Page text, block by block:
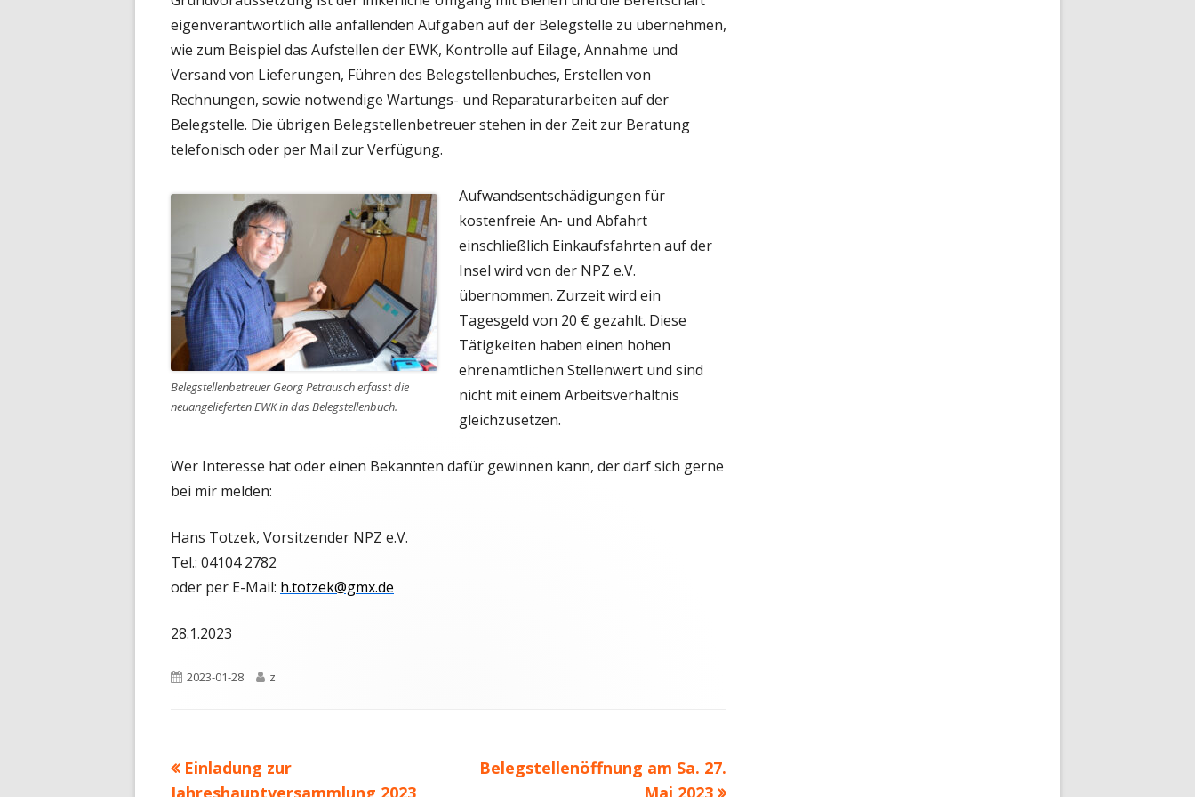
eigenverantwortlich alle anfallenden Aufgaben auf der Belegstelle zu übernehmen,
wie zum Beispiel das Aufstellen der EWK, Kontrolle auf Eilage, Annahme und
Versand von Lieferungen, Führen des Belegstellenbuches, Erstellen von
Rechnungen, sowie notwendige Wartungs- und Reparaturarbeiten auf der
Belegstelle. Die übrigen Belegstellenbetreuer stehen in der Zeit zur Beratung
telefonisch oder per Mail zur Verfügung.
Belegstellenbetreuer Georg Petrausch erfasst die
neuangelieferten EWK in das Belegstellenbuch.
Aufwandsentschädigungen für
kostenfreie An- und Abfahrt
einschließlich Einkaufsfahrten auf der
Insel wird von der NPZ e.V.
übernommen. Zurzeit wird ein
Tagesgeld von 20 € gezahlt. Diese
Tätigkeiten haben einen hohen
ehrenamtlichen Stellenwert und sind
nicht mit einem Arbeitsverhältnis
gleichzusetzen.
Wer Interesse hat oder einen Bekannten dafür gewinnen kann, der darf sich gerne
bei mir melden:
Hans Totzek, Vorsitzender NPZ e.V.
Tel.: 04104 2782
oder per E-Mail: h.totzek@gmx.de
28.1.2023
Veröffentlicht
2023-01-28 Autor
z
Beitragsnavigation
Vorheriger
Beitrag:
Einladung zur
Jahreshauptversammlung 2023
Nächster
Belegstellenöffnung am Sa. 27.
Mai 2023